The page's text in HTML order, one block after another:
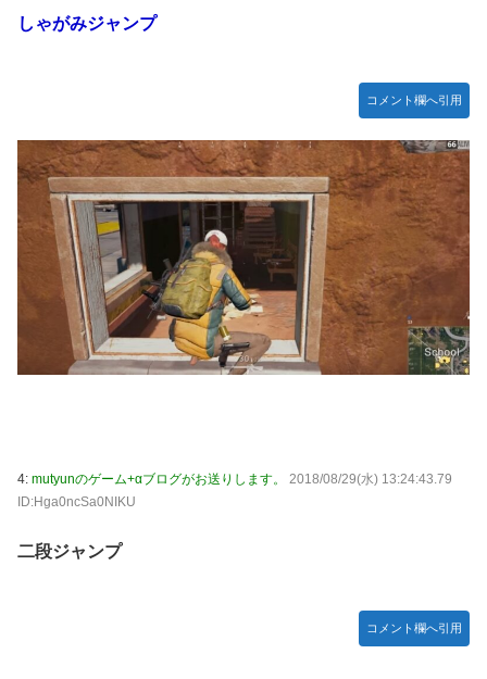
【ウマ娘】セイちゃんの攻撃力を見よ！！！
【ワンピース】ゾロ「女だぞ」エネル「見ればわかる」←こ
【艦これ】なんか調べたらE5めちゃくちゃ対地艦使うや
ん・・・
【名探偵プリキュア】明智が変身できた理由、謎すぎる…
欧州「日本だけ反則だろ…」 世界の『日本びいき』にヨー
ロッパ全土から不満の声
【艦これ】E5-4をウイニングランって言ったやつ誰や
【画像】ハンターハンターの人気キャラ3人、メイドフィギ
ュアになってしまうｗｗｗ
だろう
【FF16】 「ファイナルファンタジー16」発売日が6/22に決
しゃがみジャンプ
コメント欄へ引用
4: mutyunのゲーム+αブログがお送りします。
2018/08/29(水) 13:24:43.79
ID:Hga0ncSa0NIKU
二段ジャンプ
コメント欄へ引用